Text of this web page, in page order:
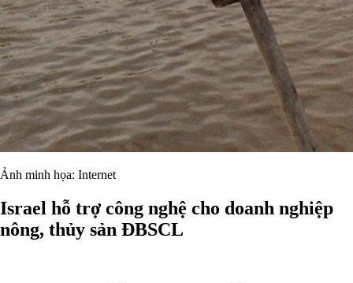
Ảnh minh họa: Internet
Israel hỗ trợ công nghệ cho doanh nghiệp
nông, thủy sản ĐBSCL